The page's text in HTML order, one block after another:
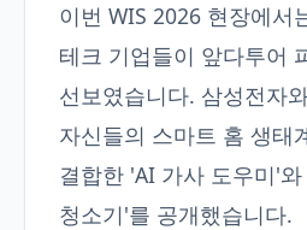
이번 WIS 2026 현장에서
테크 기업들이 앞다투어
선보였습니다. 삼성전자
자신들의 스마트 홈 생태
결합한 'AI 가사 도우미'
청소기'를 공개했습니다.